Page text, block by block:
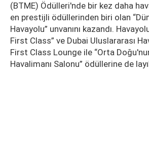
(BTME) Ödülleri'nde bir kez daha
en prestijli ödüllerinden biri olan
Havayolu” unvanını kazandı.
First Class” ve Dubai Uluslararası
First Class Lounge ile “Orta
Havalimanı Salonu” ödüllerine de